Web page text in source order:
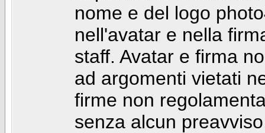
nome e del logo
nell'avatar e nella
staff. Avatar e firma
ad argomenti vietati
firme non
senza alcun